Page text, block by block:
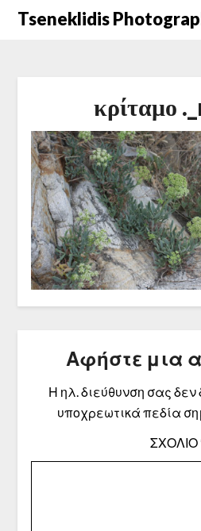
Μετάβαση
Tseneklidis
κρίταμο
Αφήστε μια
Η ηλ. διεύθυνση σας δεν
υποχρεωτικά πεδία
ΣΧΌΛΙΟ